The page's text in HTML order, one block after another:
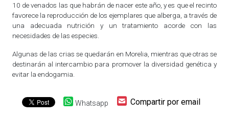
10 de venados las que habrán de nacer este año, y es que el recinto
favorece la reproducción de los ejemplares que alberga, a través de
una adecuada nutrición y un tratamiento acorde con las
necesidades de las especies.
Algunas de las crias se quedarán en Morelia, mientras que otras se
destinarán al intercambio para promover la diversidad genética y
evitar la endogamia.
Whatsapp Compartir por email